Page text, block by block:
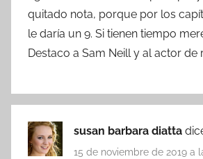
quitado nota, porque por los
le daría un 9. Si tienen tiempo
Destaco a Sam Neill y al actor de
susan barbara diatta
15 de noviembre de 2019 a